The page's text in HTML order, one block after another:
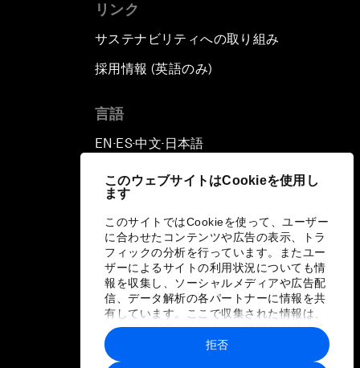
このウェブサイトはCookieを使用し
ます
このサイトではCookieを使って、ユーザー
に合わせたコンテンツや広告の表示、トラ
フィックの分析を行っています。またユー
ザーによるサイトの利用状況についても情
報を収集し、ソーシャルメディアや広告配
信、データ解析の各パートナーに情報を共
有しています。ここで収集された情報は、
ユーザーが各パートナーに提供した他の情
報や各パートナーのサービスを使用した際
に収集された情報と組み合わされ、各パー
拒否
リンク
サステナビリティへの取り組み
採用情報 (英語のみ)
言語
EN ▪ ES▪中文▪ 日本語